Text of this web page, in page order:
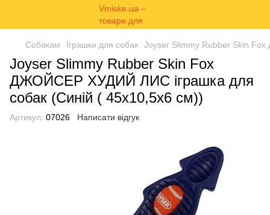
Собакам Іграшки для собак Joyser Slimmy Rubber Skin
Joyser Slimmy Rubber Skin Fox
ДЖОЙСЕР ХУДИЙ ЛИС іграшка для
собак (Cиній ( 45х10,5х6 см))
Артикул: 07026 Написати відгук